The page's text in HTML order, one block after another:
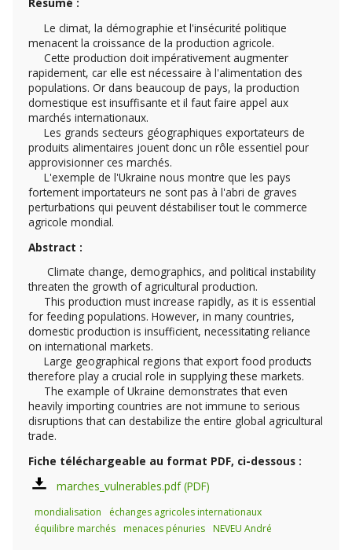
Le climat, la démographie et l'insécurité politique
menacent la croissance de la production agricole.
Cette production doit impérativement augmenter
rapidement, car elle est nécessaire à l'alimentation des
populations. Or dans beaucoup de pays, la production
domestique est insuffisante et il faut faire appel aux
marchés internationaux.
Les grands secteurs géographiques exportateurs de
produits alimentaires jouent donc un rôle essentiel pour
approvisionner ces marchés.
L'exemple de l'Ukraine nous montre que les pays
fortement importateurs ne sont pas à l'abri de graves
perturbations qui peuvent déstabiliser tout le commerce
agricole mondial.
Abstract :
Climate change, demographics, and political instability
threaten the growth of agricultural production.
This production must increase rapidly, as it is essential
for feeding populations. However, in many countries,
domestic production is insufficient, necessitating reliance
on international markets.
Large geographical regions that export food products
therefore play a crucial role in supplying these markets.
The example of Ukraine demonstrates that even
heavily importing countries are not immune to serious
disruptions that can destabilize the entire global agricultural
trade.
Fiche téléchargeable au format PDF, ci-dessous :
marches_vulnerables.pdf
mondialisation
échanges agricoles internationaux
équilibre marchés
menaces pénuries NEVEU André